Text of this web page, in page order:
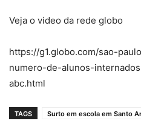
Veja o video da rede globo
https://g1.globo.com/sao-
numero-de-alunos-
abc.html
TAGS Surto em escola em Santo